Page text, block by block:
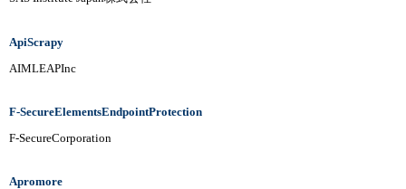
ApiScrapy
AIMLEAPInc
F-SecureElementsEndpointProtection
F-SecureCorporation
Apromore